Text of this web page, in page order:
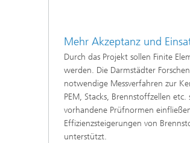
Mehr Akzeptanz und
Durch das Projekt sollen Finite
werden. Die Darmstädter
notwendige Messverfahren zur
PEM, Stacks, Brennstoffzellen
vorhandene Prüfnormen
Effizienzsteigerungen von
unterstützt.